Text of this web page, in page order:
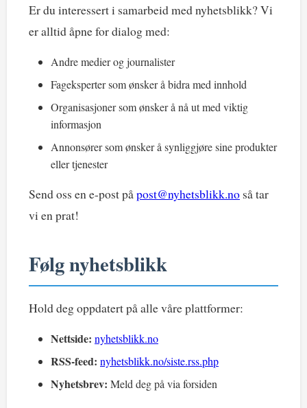
Er du interessert i samarbeid med nyhetsblikk? Vi
er alltid åpne for dialog med:
Andre medier og journalister
Fageksperter som ønsker å bidra med innhold
Organisasjoner som ønsker å nå ut med viktig
informasjon
Annonsører som ønsker å synliggjøre sine produkter
eller tjenester
Send oss en e-post påpost@nyhetsblikk.no så tar
vi en prat!
Følg nyhetsblikk
Hold deg oppdatert på alle våre plattformer:
Nettside: nyhetsblikk.no
RSS-feed: nyhetsblikk.no/siste.rss.php
Nyhetsbrev: Meld deg på via forsiden